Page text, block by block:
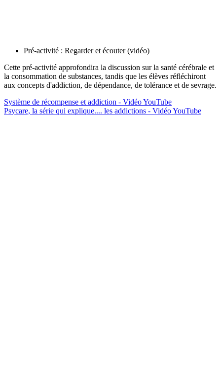
Pré-activité : Regarder et écouter (vidéo)
Cette pré-activité approfondira la discussion sur la santé cérébrale et
la consommation de substances, tandis que les élèves réfléchiront
aux concepts d'addiction, de dépendance, de tolérance et de sevrage.
Système de récompense et addiction - Vidéo YouTube
Psycare, la série qui explique.... les addictions - Vidéo YouTube